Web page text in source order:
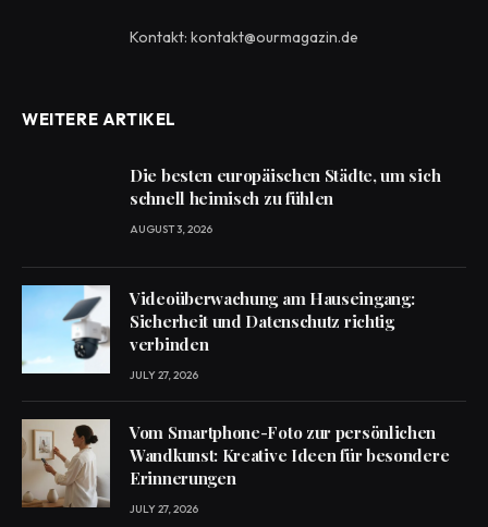
Kontakt: kontakt@ourmagazin.de
WEITERE ARTIKEL
Die besten europäischen Städte, um sich
schnell heimisch zu fühlen
AUGUST 3, 2026
Videoüberwachung am Hauseingang:
Sicherheit und Datenschutz richtig
verbinden
JULY 27, 2026
Vom Smartphone-Foto zur persönlichen
Wandkunst: Kreative Ideen für besondere
Erinnerungen
JULY 27, 2026